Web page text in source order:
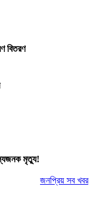
বিতরণ
মৃত্যু!
জনপ্রিয় সব খবর